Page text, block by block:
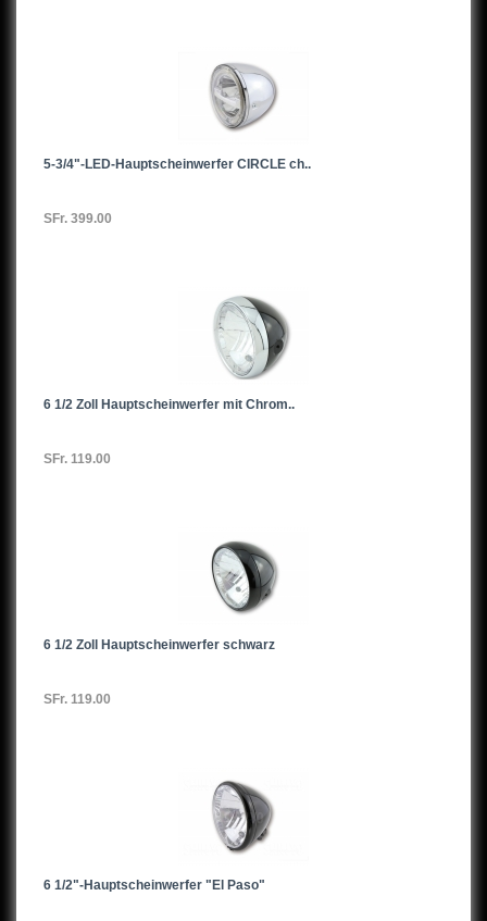
5-3/4"-LED-Hauptscheinwerfer CIRCLE ch..
SFr. 399.00
6 1/2 Zoll Hauptscheinwerfer mit Chrom..
SFr. 119.00
6 1/2 Zoll Hauptscheinwerfer schwarz
SFr. 119.00
6 1/2"-Hauptscheinwerfer "El Paso"